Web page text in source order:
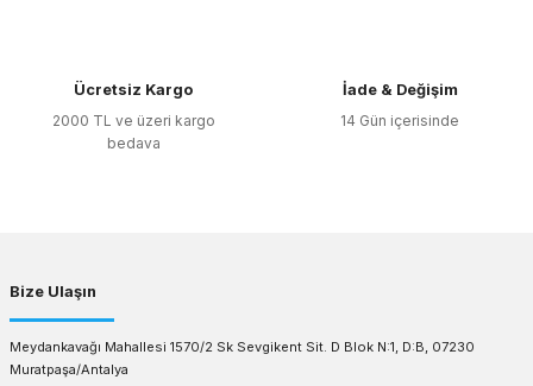
Ücretsiz Kargo
2000 TL ve üzeri kargo
bedava
İade & Değişim
14 Gün içerisinde
Bize Ulaşın
Meydankavağı Mahallesi 1570/2 Sk Sevgikent Sit. D Blok N:1, D:B, 07230
Muratpaşa/Antalya